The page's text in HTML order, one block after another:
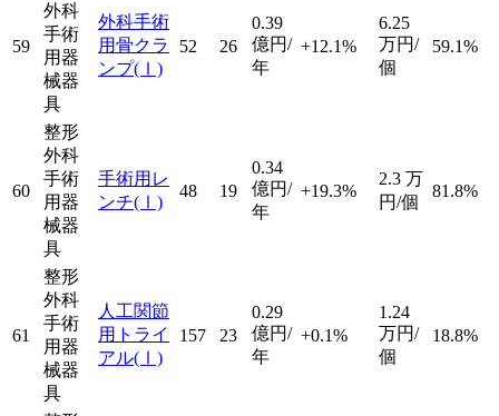
59
外科
手術
用器
械器
具
外科手術
用骨クラ
ンプ(Ⅰ)
52 26
0.39
億円/
年
+12.1%
6.25
万円/
個
59.1%
60
整形
外科
手術
用器
械器
具
手術用レ
ンチ(Ⅰ)
48 19
0.34
億円/
年
+19.3%
2.3 万
円/個
81.8%
61
整形
外科
手術
用器
械器
具
人工関節
用トライ
アル(Ⅰ)
157 23
0.29
億円/
年
+0.1%
1.24
万円/
個
18.8%